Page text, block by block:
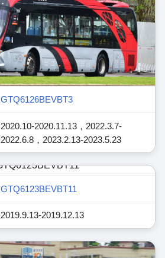
GTQ6126BEVBT3
2020.10-2020.11.13，2022.3.7-
2022.6.8，2023.2.13-2023.5.23
GTQ6123BEVBT11
2019.9.13-2019.12.13